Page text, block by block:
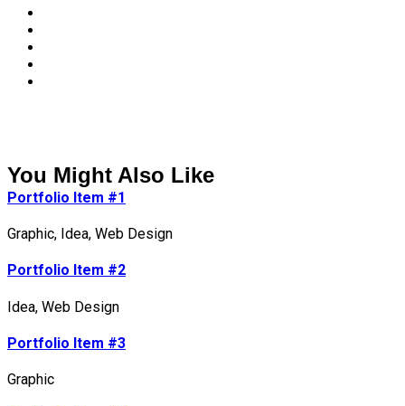
You Might Also Like
Portfolio Item #1
Graphic, Idea, Web Design
Portfolio Item #2
Idea, Web Design
Portfolio Item #3
Graphic